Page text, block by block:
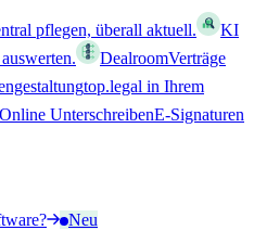
pflegen, überall aktuell.
KI
DealroomVerträge
top.legal in Ihrem
UnterschreibenE-Signaturen
Neu